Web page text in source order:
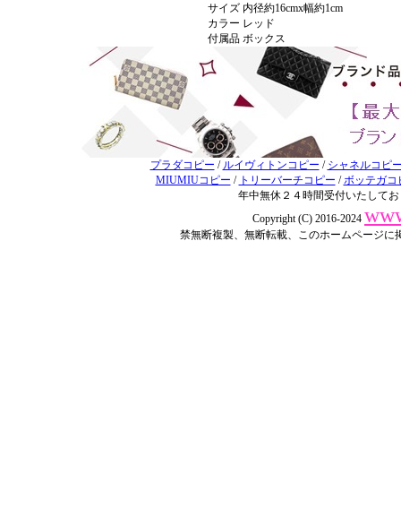
サイズ 内径約16cmx幅約1cm
カラー レッド
付属品 ボックス
プラダコピー / ルイヴィトンコピー / シャネルコピ
MIUMIUコピー / トリーバーチコピー /ボッテガコ
年中無休２４時間受付いたして
Copyright (C) 2016-2024
禁無断複製、無断転載、このホームページ